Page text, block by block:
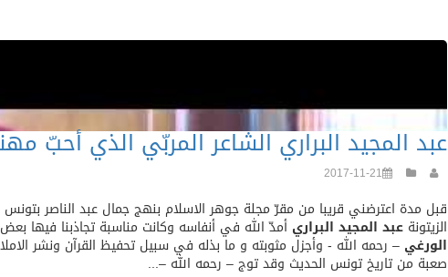
عبد المجيد البراري الشاعر المربّي الذي أحبّ
2017-11-21
قبل مدة اعترضني قريبا من مقرّ مجلة جوهر الاسلام بنهج جمال عبد الناصر بتونس
الزيتونةعبد المجيد البراري أمدّ الله في أنفاسه وكانت مناسبة تجاذبنا فيها
الورغي – رحمه الله - وأجزل مثوبته و ما بذله في سبيل تحفيظ القرآن ونشر
صعبة من تاريخ تونس الحديث وقد توج – رحمه الله –...